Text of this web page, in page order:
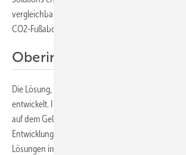
vergleichbare Eigenschaften wie Beton, hat aber
CO2-Fußabdruck.
Oberirdische
Die Lösung, die einer modernen Tankstelle ähnelt,
entwickelt. Installiert in nur drei Tagen: Prototyp
auf dem Gelände des Siemens-Forschungs- und -
Entwicklungszentrums für elektrische Produkte
Lösungen im US-Bundesstaat Georgia. Es ist